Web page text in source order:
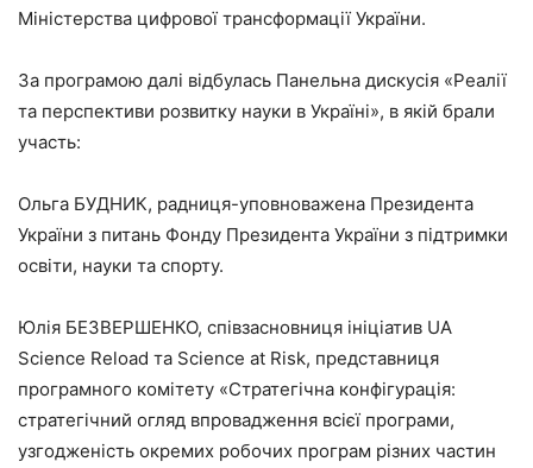
Міністерства цифрової трансформації України.
За програмою далі відбулась Панельна дискусія «Реалії
та перспективи розвитку науки в Україні», в якій брали
участь:
Ольга БУДНИК, радниця-уповноважена Президента
України з питань Фонду Президента України з підтримки
освіти, науки та спорту.
Юлія БЕЗВЕРШЕНКО, співзасновниця ініціатив UA
Science Reload та Science at Risk, представниця
програмного комітету «Стратегічна конфігурація:
стратегічний огляд впровадження всієї програми,
узгодженість окремих робочих програм різних частин